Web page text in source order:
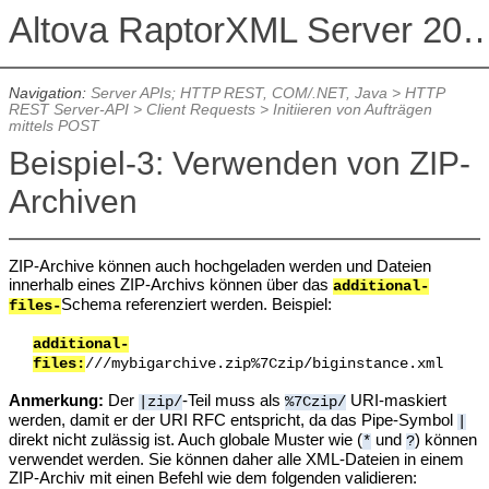
Altova
Navigation: Server APIs; HTTP REST, COM/.NET, Java> HTTP
REST Server-API> Client Requests> Initiieren von Aufträgen
mittels POST
Beispiel-3: Verwenden von ZIP-
Archiven
ZIP-Archive können auch hochgeladen werden und Dateien
innerhalb eines ZIP-Archivs können über das additional-
files-Schema referenziert werden. Beispiel:
additional-
files: ///mybigarchive.zip%7Czip/biginstance.xml
Anmerkung: Der |zip/-Teil muss als %7Czip/URI-maskiert
werden, damit er der URI RFC entspricht, da das Pipe-Symbol
direkt nicht zulässig ist. Auch globale Muster wie (*und ?) können
verwendet werden. Sie können daher alle XML-Dateien in einem
ZIP-Archiv mit einen Befehl wie dem folgenden validieren: